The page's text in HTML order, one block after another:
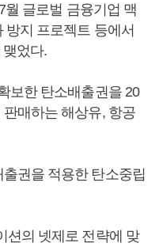
월 글로벌 금융기업 맥
방지 프로젝트 등에서
었다.
보한 탄소배출권을 20
매하는 해상유, 항공
권을 적용한 탄소중립
션의 넷제로 전략에 맞